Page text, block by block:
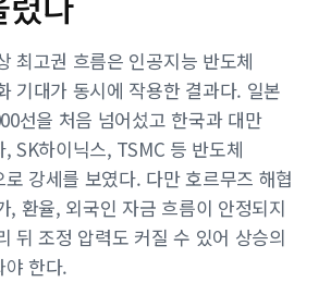
최고권 흐름은 인공지능 반도체
기대가 동시에 작용한 결과다. 일본
선을 처음 넘어섰고 한국과 대만
SK하이닉스, TSMC 등 반도체
강세를 보였다. 다만 호르무즈 해협
, 환율, 외국인 자금 흐름이 안정되지
뒤 조정 압력도 커질 수 있어 상승의
야 한다.